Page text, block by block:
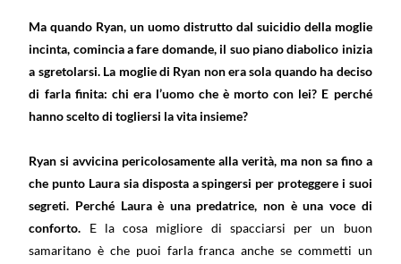
Ma quando Ryan, un uomo distrutto dal suicidio della moglie
incinta, comincia a fare domande, il suo piano diabolico inizia
a sgretolarsi. La moglie di Ryan non era sola quando ha deciso
di farla finita: chi era l’uomo che è morto con lei? E perché
hanno scelto di togliersi la vita insieme?
Ryan si avvicina pericolosamente alla verità, ma non sa fino a
che punto Laura sia disposta a spingersi per proteggere i suoi
segreti. Perché Laura è una predatrice, non è una voce di
conforto. E la cosa migliore di spacciarsi per un buon
samaritano è che puoi farla franca anche se commetti un